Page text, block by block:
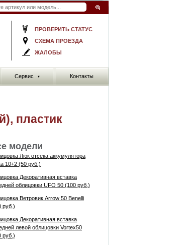
ПРОВЕРИТЬ СТАТУС
СХЕМА ПРОЕЗДА
ЖАЛОБЫ
Сервис ▼ Контакты
пластик
модели
Люк отсека аккумулятора
10+2 (50 руб.)
Декоративная вставка
облицовки UFO 50 (100 руб.)
Ветровик Arrow 50 Benelli
руб.)
Декоративная вставка
левой облицовки Vortex50
руб.)